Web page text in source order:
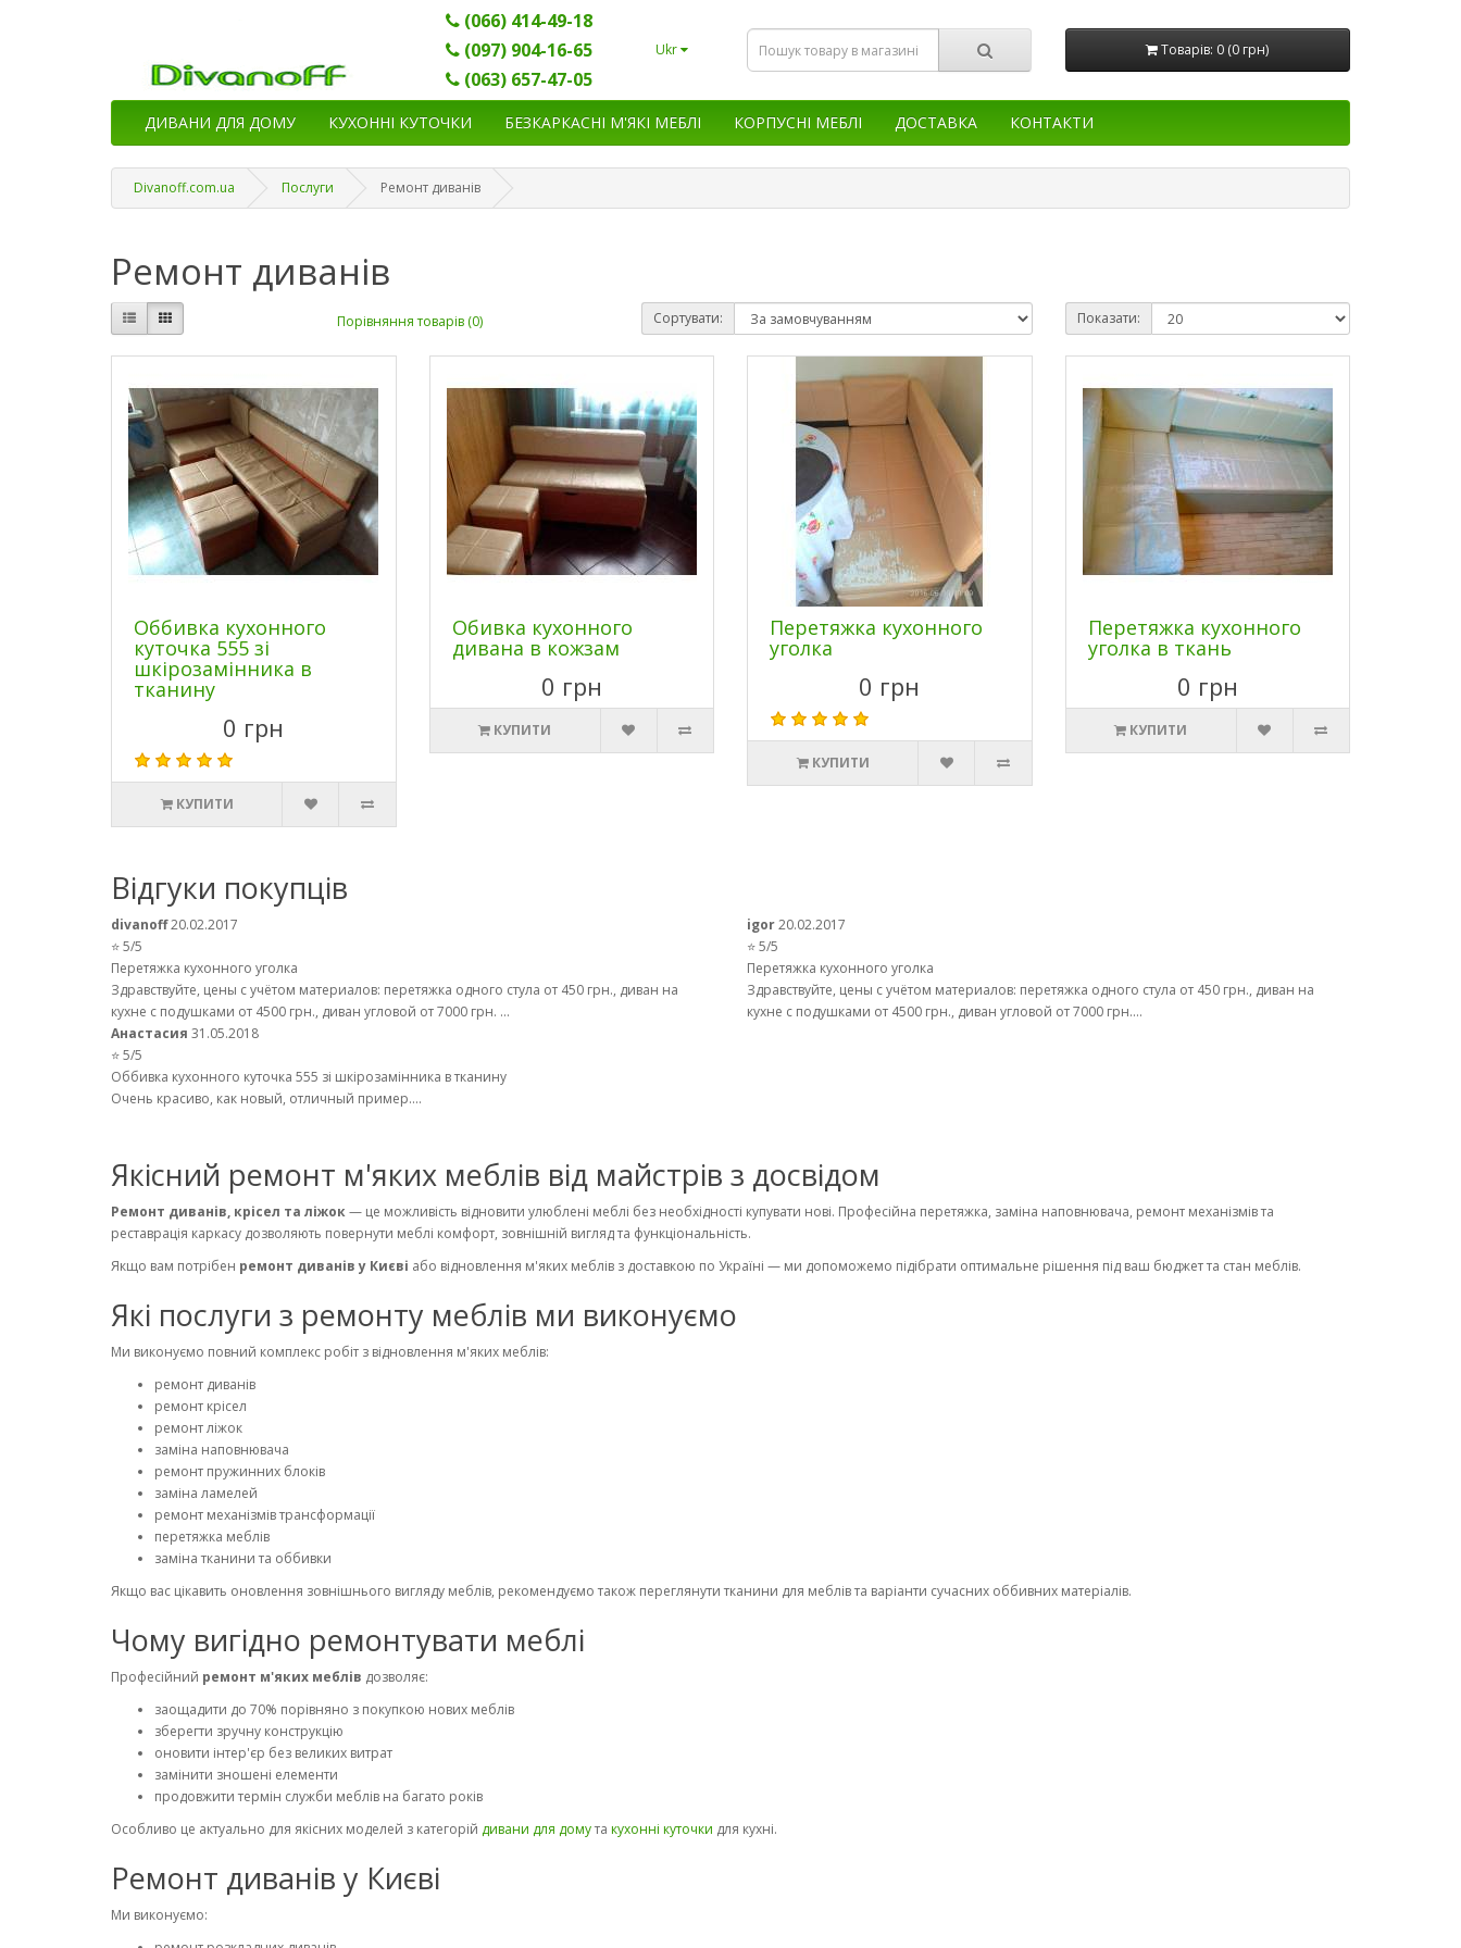
(066) 414-49-18
(097) 904-16-65
(063) 657-47-05
Ukr Товарів: 0 (0 грн)
ДИВАНИ ДЛЯ ДОМУ КУХОННІ КУТОЧКИ БЕЗКАРКАСНІ М'ЯКІ МЕБЛІ КОРПУСНІ МЕБЛІ ДОСТАВКА КОНТАКТИ
Divanoff.com.ua Послуги Ремонт диванів
Ремонт диванів
Порівняння товарів (0) Сортувати: Показати:
Оббивка кухонного
куточка 555 зі
шкірозамінника в
тканину
0 грн
КУПИТИ
Обивка кухонного
дивана в кожзам
0 грн
КУПИТИ
Перетяжка кухонного
уголка
0 грн
КУПИТИ
Перетяжка кухонного
уголка в ткань
0 грн
КУПИТИ
Відгуки покупців
divanoff20.02.2017
⭐ 5/5
Перетяжка кухонного уголка
Здравствуйте, цены с учётом материалов: перетяжка одного стула от 450 грн., диван на
кухне с подушками от 4500 грн., диван угловой от 7000 грн. ...
igor20.02.2017
⭐ 5/5
Перетяжка кухонного уголка
Здравствуйте, цены с учётом материалов: перетяжка одного стула от 450 грн., диван на
кухне с подушками от 4500 грн., диван угловой от 7000 грн....
Анастасия 31.05.2018
⭐ 5/5
Оббивка кухонного куточка 555 зі шкірозамінника в тканину
Очень красиво, как новый, отличный пример....
Якісний ремонт м'яких меблів від майстрів з досвідом
Ремонт диванів, крісел та ліжок— це можливість відновити улюблені меблі без необхідності купувати нові. Професійна перетяжка, заміна наповнювача, ремонт механізмів та
реставрація каркасу дозволяють повернути меблі комфорт, зовнішній вигляд та функціональність.
Якщо вам потрібен ремонт диванів у Києві або відновлення м'яких меблів з доставкою по Україні — ми допоможемо підібрати оптимальне рішення під ваш бюджет та стан меблів.
Які послуги з ремонту меблів ми виконуємо
Ми виконуємо повний комплекс робіт з відновлення м'яких меблів:
ремонт диванів
ремонт крісел
ремонт ліжок
заміна наповнювача
ремонт пружинних блоків
заміна ламелей
ремонт механізмів трансформації
перетяжка меблів
заміна тканини та оббивки
Якщо вас цікавить оновлення зовнішнього вигляду меблів, рекомендуємо також переглянути тканини для меблів та варіанти сучасних оббивних матеріалів.
Чому вигідно ремонтувати меблі
Професійний ремонт м'яких меблів дозволяє:
заощадити до 70% порівняно з покупкою нових меблів
зберегти зручну конструкцію
оновити інтер'єр без великих витрат
замінити зношені елементи
продовжити термін служби меблів на багато років
Особливо це актуально для якісних моделей з категорій дивани для домута кухонні куточки для кухні.
Ремонт диванів у Києві
Ми виконуємо: